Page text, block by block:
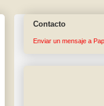
Contacto
Enviar un mensaje a